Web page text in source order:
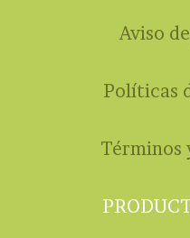
Aviso
Políticas
Términos